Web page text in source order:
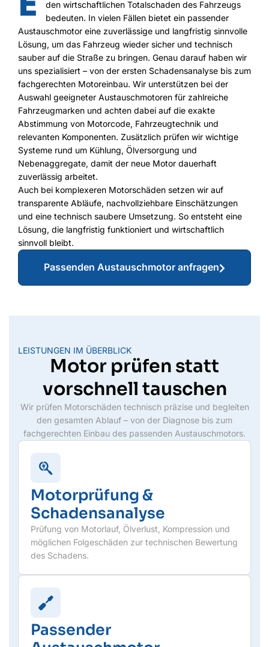
den wirtschaftlichen Totalschaden des Fahrzeugs
bedeuten. In vielen Fällen bietet ein passender
Austauschmotor eine zuverlässige und langfristig sinnvolle
Lösung, um das Fahrzeug wieder sicher und technisch
sauber auf die Straße zu bringen. Genau darauf haben wir
uns spezialisiert – von der ersten Schadensanalyse bis zum
fachgerechten Motoreinbau. Wir unterstützen bei der
Auswahl geeigneter Austauschmotoren für zahlreiche
Fahrzeugmarken und achten dabei auf die exakte
Abstimmung von Motorcode, Fahrzeugtechnik und
relevanten Komponenten. Zusätzlich prüfen wir wichtige
Systeme rund um Kühlung, Ölversorgung und
Nebenaggregate, damit der neue Motor dauerhaft
zuverlässig arbeitet.
Auch bei komplexeren Motorschäden setzen wir auf
transparente Abläufe, nachvollziehbare Einschätzungen
und eine technisch saubere Umsetzung. So entsteht eine
Lösung, die langfristig funktioniert und wirtschaftlich
sinnvoll bleibt.
Passenden Austauschmotor anfragen
LEISTUNGEN IM ÜBERBLICK
Motor prüfen statt
vorschnell tauschen
Wir prüfen Motorschäden technisch präzise und begleiten
den gesamten Ablauf – von der Diagnose bis zum
fachgerechten Einbau des passenden Austauschmotors.
Motorprüfung &
Schadensanalyse
Prüfung von Motorlauf, Ölverlust, Kompression und
möglichen Folgeschäden zur technischen Bewertung
des Schadens.
Passender